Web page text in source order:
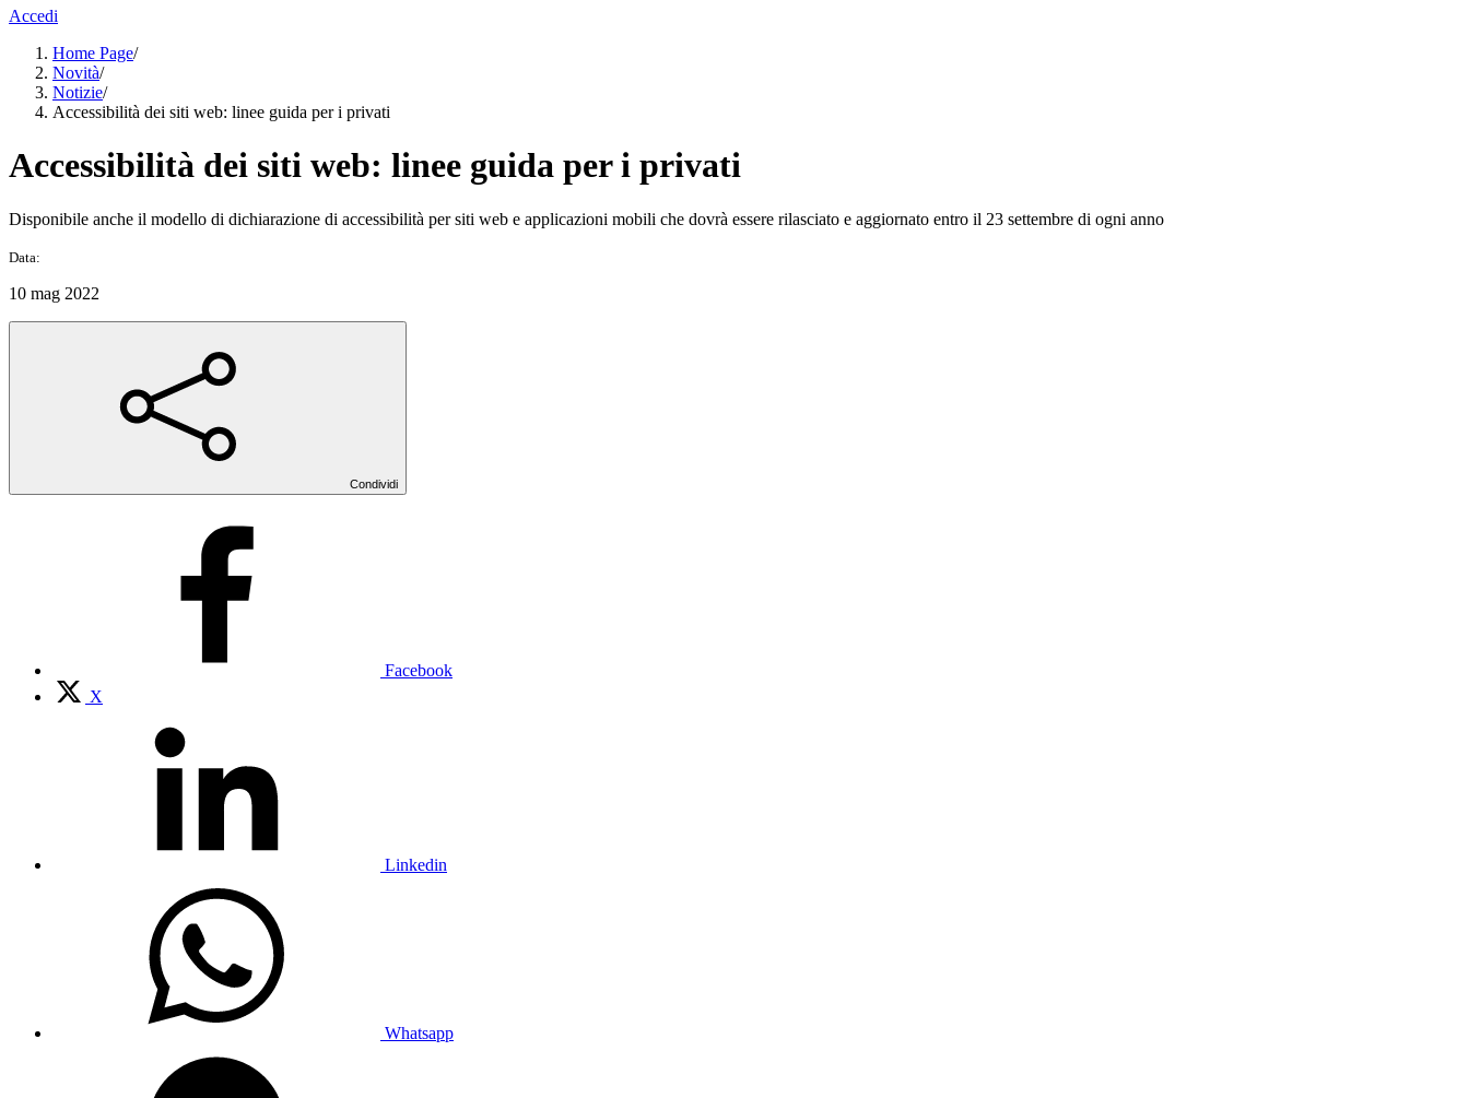
Accedi
Home Page/
Novità/
Notizie/
Accessibilità dei siti web: linee guida per i privati
Accessibilità dei siti web: linee guida per i privati
Disponibile anche il modello di dichiarazione di accessibilità per siti web e applicazioni mobili che dovrà essere rilasciato e aggiornato entro il 23 settembre di ogni anno
Data:
10 mag 2022
Condividi
Facebook
X
Linkedin
Whatsapp